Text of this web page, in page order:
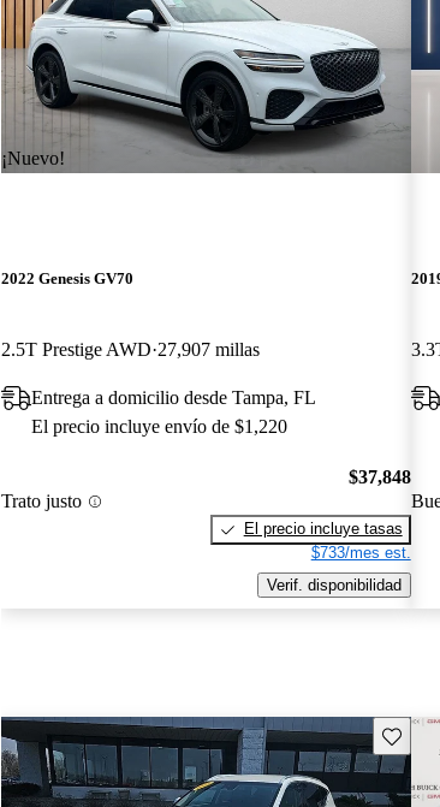
¡Nuevo!
2022 Genesis GV70
2.5T Prestige AWD 27,907 millas
Entrega a domicilio desde Tampa, FL
El precio incluye envío de $1,220
Trato justo
$37,848
El precio incluye tasas
$733/mes est.
Verif. disponibilidad
Guarda